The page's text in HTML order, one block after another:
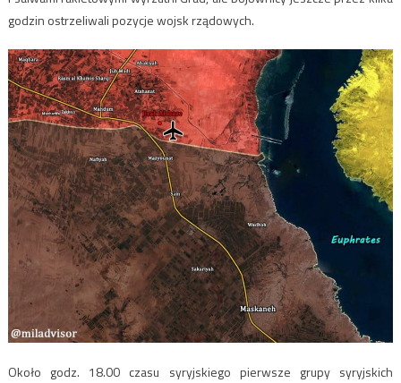
godzin ostrzeliwali pozycje wojsk rządowych.
Około godz. 18.00 czasu syryjskiego pierwsze grupy syryjskich